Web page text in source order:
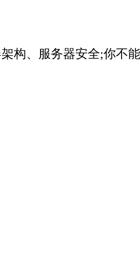
构、服务器安全;你不